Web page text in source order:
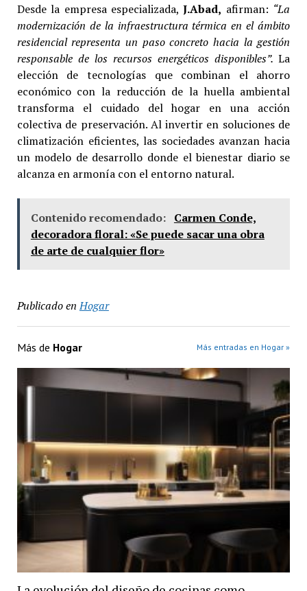
Desde la empresa especializada,J.Abad, afirman: “La
modernización de la infraestructura térmica en el ámbito
residencial representa un paso concreto hacia la gestión
responsable de los recursos energéticos disponibles”.La
elección de tecnologías que combinan el ahorro
económico con la reducción de la huella ambiental
transforma el cuidado del hogar en una acción
colectiva de preservación. Al invertir en soluciones de
climatización eficientes, las sociedades avanzan hacia
un modelo de desarrollo donde el bienestar diario se
alcanza en armonía con el entorno natural.
Contenido recomendado: Carmen Conde,
decoradora floral: «Se puede sacar una obra
de arte de cualquier flor»
Publicado en Hogar
Más de Hogar Más entradas en Hogar »